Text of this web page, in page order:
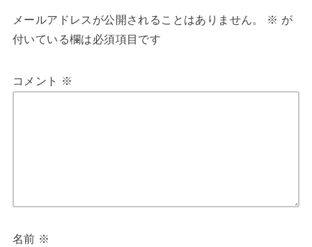
メールアドレスが公開されることはありません。 ※ が
付いている欄は必須項目です
コメント ※
名前 ※